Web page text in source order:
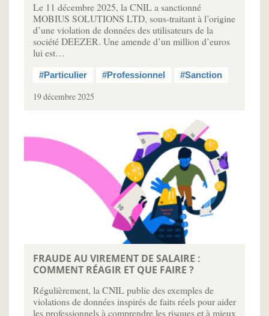
Le 11 décembre 2025, la CNIL a sanctionné
MOBIUS SOLUTIONS LTD, sous-traitant à l’origine
d’une violation de données des utilisateurs de la
société DEEZER. Une amende d’un million d’euros
lui est…
#Particulier #Professionnel #Sanction
19 décembre 2025
FRAUDE AU VIREMENT DE SALAIRE :
COMMENT RÉAGIR ET QUE FAIRE ?
Régulièrement, la CNIL publie des exemples de
violations de données inspirés de faits réels pour aider
les professionnels à comprendre les risques et à mieux